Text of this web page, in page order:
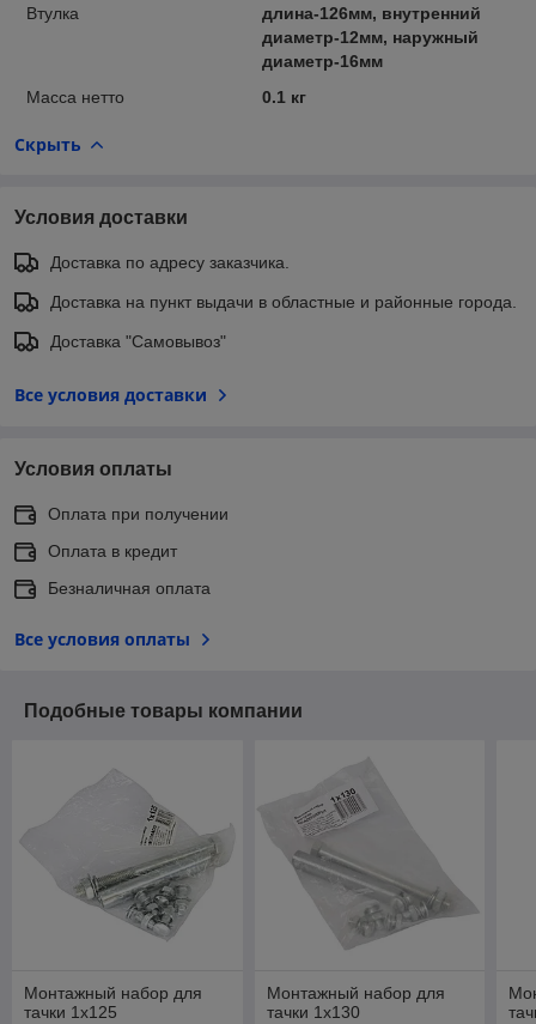
Втулка
длина-126мм, внутренний
диаметр-12мм, наружный
диаметр-16мм
Масса нетто
0.1 кг
Скрыть
Условия доставки
Доставка по адресу заказчика.
Доставка на пункт выдачи в областные и районные города.
Доставка "Самовывоз"
Все условия доставки
Условия оплаты
Оплата при получении
Оплата в кредит
Безналичная оплата
Все условия оплаты
Подобные товары компании
Монтажный набор для
тачки 1х125
Монтажный набор для
тачки 1х130